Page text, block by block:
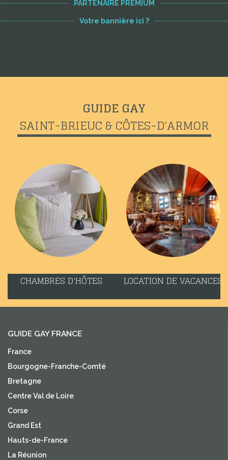
PARTENAIRE PREMIUM
Votre bannière ici ?
GUIDE GAY
SAINT-BRIEUC & CÔTES-D'ARMOR
CHAMBRES D'HÔTES LOCATION DE VACANCES
GUIDE GAY FRANCE
France
Bourgogne-Franche-Comté
Bretagne
Centre Val de Loire
Corse
Grand Est
Hauts-de-France
La Réunion